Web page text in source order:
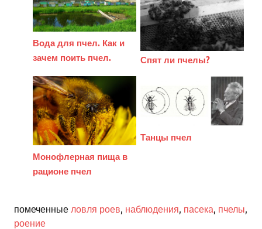
Вода для пчел. Как и
зачем поить пчел.
Спят ли пчелы?
Монофлерная пища в
рационе пчел
Танцы пчел
помеченные ловля роев наблюдения пасека пчелы
роение